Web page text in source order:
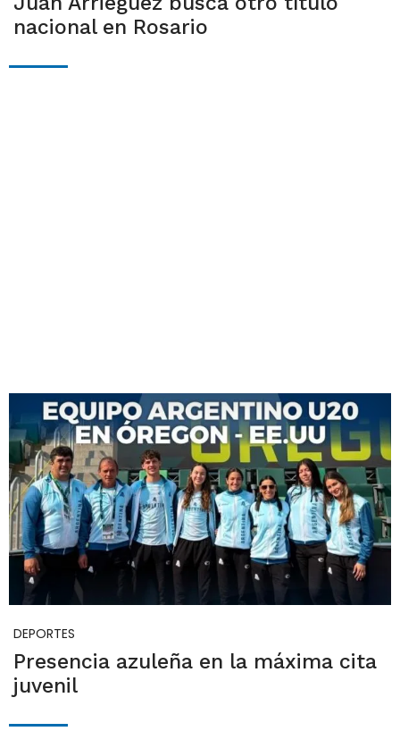
nacional en Rosario
DEPORTES
Presencia azuleña en la máxima cita
juvenil